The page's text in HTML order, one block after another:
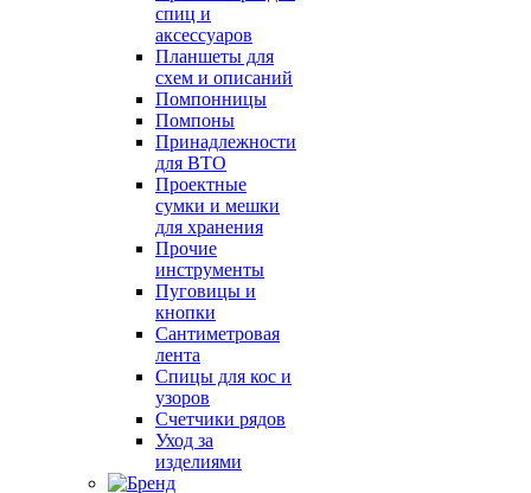
спиц и
аксессуаров
Планшеты для
схем и описаний
Помпонницы
Помпоны
Принадлежности
для ВТО
Проектные
сумки и мешки
для хранения
Прочие
инструменты
Пуговицы и
кнопки
Сантиметровая
лента
Спицы для кос и
узоров
Счетчики рядов
Уход за
изделиями